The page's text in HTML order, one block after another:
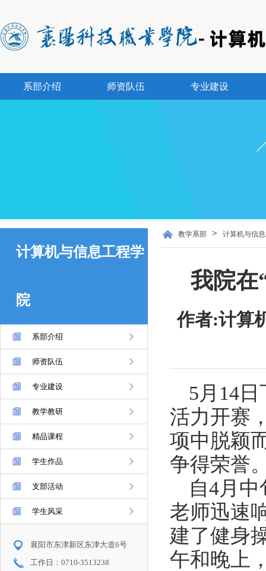
系部介绍 师资队伍 专业建设
计算机与信息工程学
院
系部介绍
师资队伍
专业建设
教学教研
精品课程
学生作品
支部活动
学生风采
襄阳市东津新区东津大道6号
工作日：0710-3513238
教学系部 > 计算机与信
我院在
作者:计
5月14
活力开赛
项中脱颖
争得荣誉
自4月
老师迅速
建了健身
午和晚上